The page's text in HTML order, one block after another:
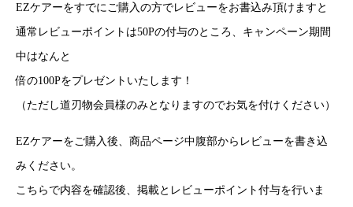
EZケアーをすでにご購入の方でレビューをお書込み頂けますと
通常レビューポイントは50Pの付与のところ、キャンペーン期間
中はなんと
倍の100Pをプレゼントいたします！
（ただし道刃物会員様のみとなりますのでお気を付けください）
EZケアーをご購入後、商品ページ中腹部からレビューを書き込
みください。
こちらで内容を確認後、掲載とレビューポイント付与を行いま